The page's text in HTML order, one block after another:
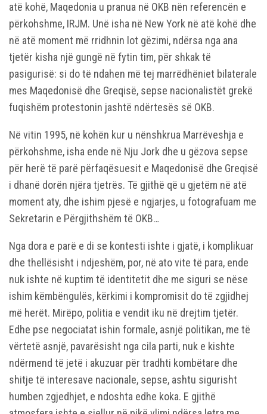
atë kohë, Maqedonia u pranua në OKB nën referencën e
përkohshme, IRJM. Unë isha në New York në atë kohë dhe
në atë moment më rridhnin lot gëzimi, ndërsa nga ana
tjetër kisha një gungë në fytin tim, për shkak të
pasigurisë: si do të ndahen më tej marrëdhëniet bilaterale
mes Maqedonisë dhe Greqisë, sepse nacionalistët grekë
fuqishëm protestonin jashtë ndërtesës së OKB.
Në vitin 1995, në kohën kur u nënshkrua Marrëveshja e
përkohshme, isha ende në Nju Jork dhe u gëzova sepse
për herë të parë përfaqësuesit e Maqedonisë dhe Greqisë
i dhanë dorën njëra tjetrës. Të gjithë që u gjetëm në atë
moment aty, dhe ishim pjesë e ngjarjes, u fotografuam me
Sekretarin e Përgjithshëm të OKB…
Nga dora e parë e di se kontesti ishte i gjatë, i komplikuar
dhe thellësisht i ndjeshëm, por, në ato vite të para, ende
nuk ishte në kuptim të identitetit dhe me siguri se nëse
ishim këmbëngulës, kërkimi i kompromisit do të zgjidhej
më herët. Mirëpo, politia e vendit iku në drejtim tjetër.
Edhe pse negociatat ishin formale, asnjë politikan, me të
vërtetë asnjë, pavarësisht nga cila parti, nuk e kishte
ndërmend të jetë i akuzuar për tradhti kombëtare dhe
shitje të interesave nacionale, sepse, ashtu sigurisht
humben zgjedhjet, e ndoshta edhe koka. E gjithë